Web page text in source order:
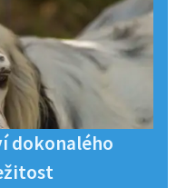
dokonalého